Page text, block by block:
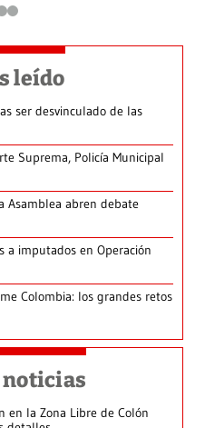
leído
ser desvinculado de las
Suprema, Policía Municipal
Asamblea abren debate
imputados en Operación
Colombia: los grandes retos
en la Zona Libre de Colón